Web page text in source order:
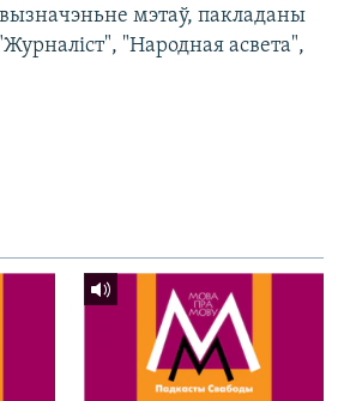
мэтаў, пакладаны
"Народная асвета",